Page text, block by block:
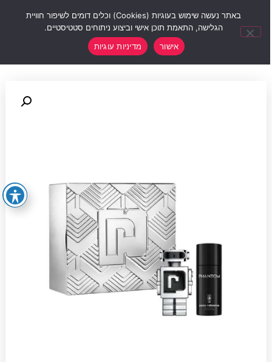
באתר נעשה שימוש בעוגיות (Cookies) וכלים דומים לשיפור חוויית
הגלישה, התאמת תוכן אישי וביצוע ניתוחים סטטיסטיים.
אישור
מדיניות עוגיות